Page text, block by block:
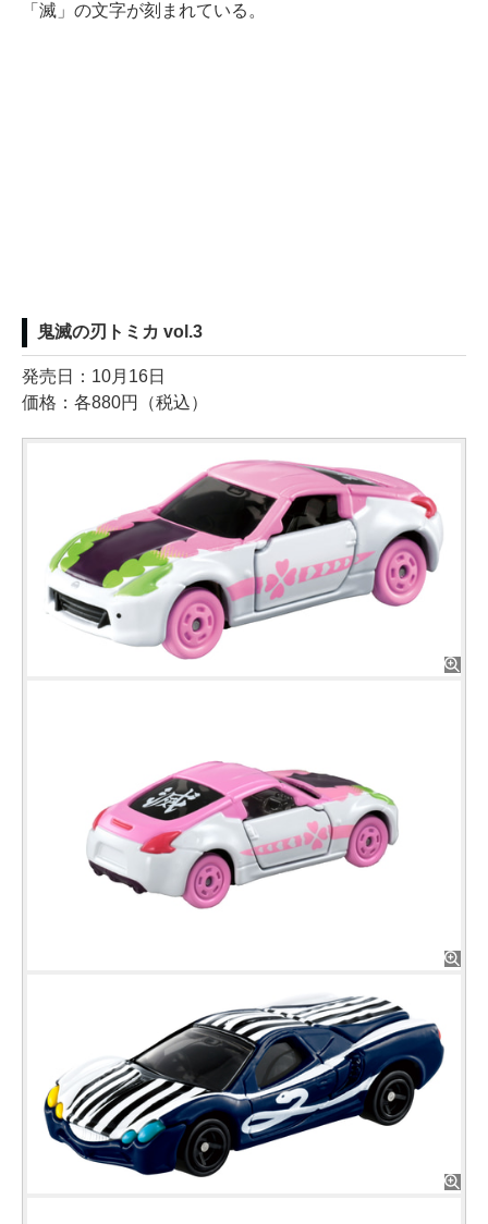
「滅」の文字が刻まれている。
鬼滅の刃トミカ vol.3
発売日：10月16日
価格：各880円（税込）